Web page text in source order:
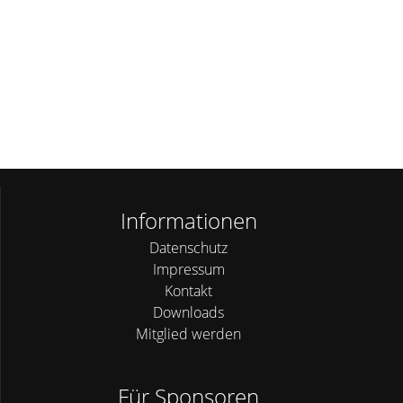
Informationen
Datenschutz
Impressum
Kontakt
Downloads
Mitglied werden
Für Sponsoren